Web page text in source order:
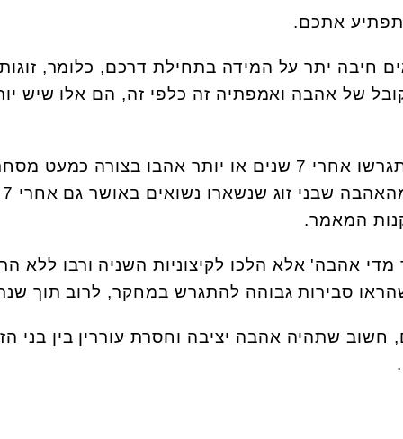
אתכם.
חיבה יתר על המידה בתחילת דרכם, כלומר,
של אהבה ואמפתיה זה כלפי זה, הם אלו שיש
"כנשואים טריים, הזוגות שהתגרשו אחרי 7 שנים או יותר אהבו בצורה
המאמר.
מדי אהבה' אלא הלכו לקיצוניות השניה ורבו ללא
סבירות גבוהה להתגרש במחקר, לרוב תוך
חשוב שתהיה אהבה יציבה וחסרת עוררין בין בני